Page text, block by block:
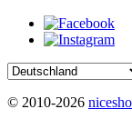
© 2010-2026